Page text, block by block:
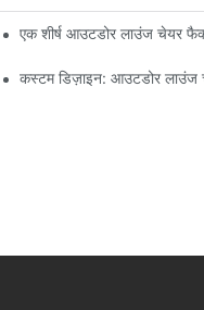
एक शीर्ष आउटडोर लाउंज चेयर
कस्टम डिज़ाइन: आउटडोर लाउंज